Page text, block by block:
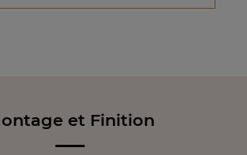
et Finition